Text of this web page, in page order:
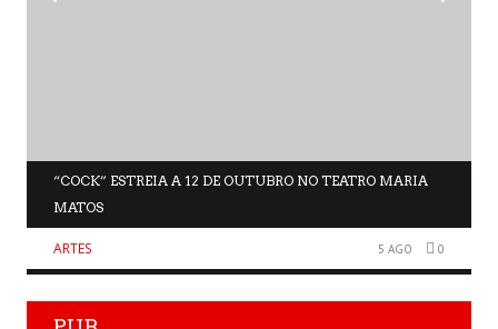
“COCK” ESTREIA A 12 DE OUTUBRO NO TEATRO MARIA
MATOS
ARTES 5 AGO 0